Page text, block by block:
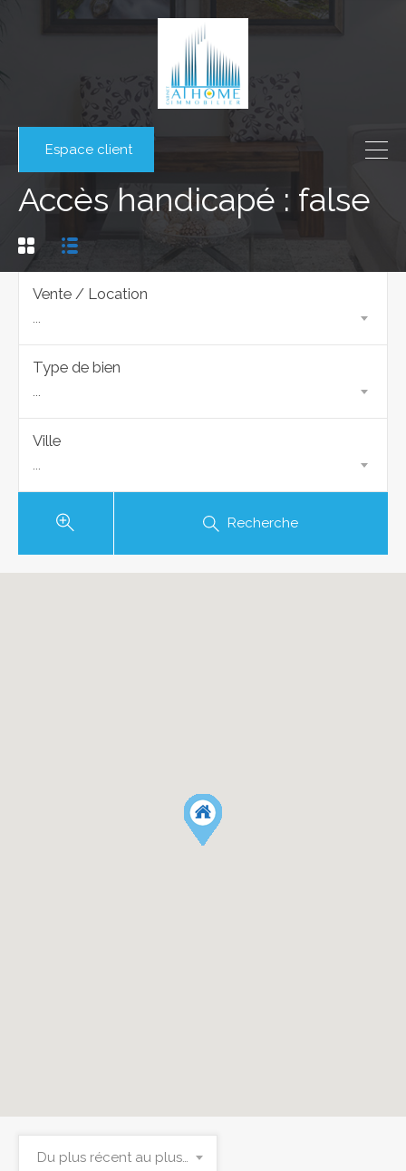
Espace client
Accès handicapé : false
Vente / Location
...
Type de bien
...
Ville
...
Recherche
Du plus récent au plus ancien